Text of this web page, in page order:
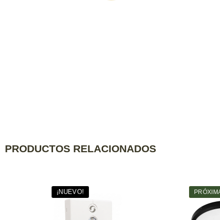
PRODUCTOS RELACIONADOS
¡NUEVO! Agotado